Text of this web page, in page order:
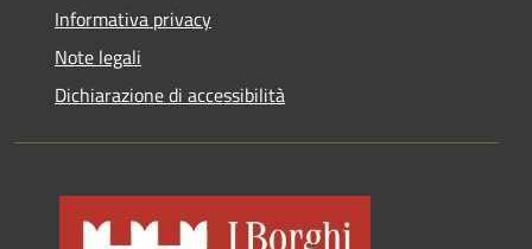
Informativa privacy
Note legali
Dichiarazione di accessibilità